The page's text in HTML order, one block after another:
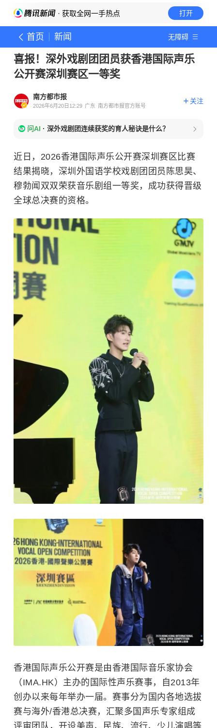
· 获取全网一手热点 打开
首页 新闻 无障碍
喜报！深外戏剧团团员获香港国际声乐
公开赛深圳赛区一等奖
南方都市报
2026年6月20日12:29 广东 南方都市报官方账号
关注
问AI · 深外戏剧团连续获奖的育人秘诀是什么？
近日，2026香港国际声乐公开赛深圳赛区比赛
结果揭晓，深圳外国语学校戏剧团团员陈思昊、
穆勃闻双双荣获音乐剧组一等奖，成功获得晋级
全球总决赛的资格。
香港国际声乐公开赛是由香港国际音乐家协会
（IMA.HK）主办的国际性声乐赛事，自2013年
创办以来每年举办一届。赛事分为国内各地选拔
赛与海外/香港总决赛，汇聚多国声乐专家组成
评审团队，开设美声、民族、流行、少儿演唱等